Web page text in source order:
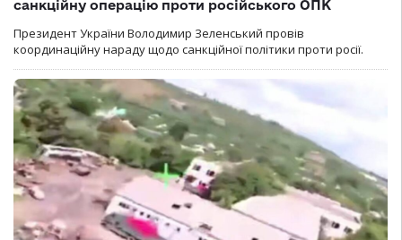
санкційну операцію проти російського ОПК
Президент України Володимир Зеленський провів
координаційну нараду щодо санкційної політики проти росії.